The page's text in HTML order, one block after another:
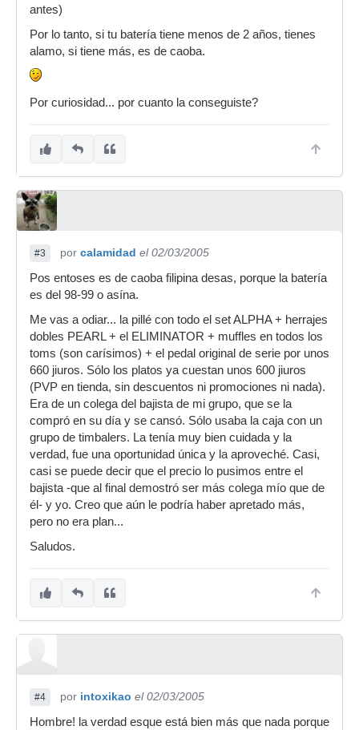
antes)
Por lo tanto, si tu batería tiene menos de 2 años, tienes
alamo, si tiene más, es de caoba.
Por curiosidad... por cuanto la conseguiste?
#3 por calamidad el 02/03/2005
Pos entoses es de caoba filipina desas, porque la batería
es del 98-99 o asína.
Me vas a odiar... la pillé con todo el set ALPHA + herrajes
dobles PEARL + el ELIMINATOR + muffles en todos los
toms (son carísimos) + el pedal original de serie por unos
660 jiuros. Sólo los platos ya cuestan unos 600 jiuros
(PVP en tienda, sin descuentos ni promociones ni nada).
Era de un colega del bajista de mi grupo, que se la
compró en su día y se cansó. Sólo usaba la caja con un
grupo de timbalers. La tenía muy bien cuidada y la
verdad, fue una oportunidad única y la aproveché. Casi,
casi se puede decir que el precio lo pusimos entre el
bajista -que al final demostró ser más colega mío que de
él- y yo. Creo que aún le podría haber apretado más,
pero no era plan...
Saludos.
#4 por intoxikao el 02/03/2005
Hombre! la verdad esque está bien más que nada porque